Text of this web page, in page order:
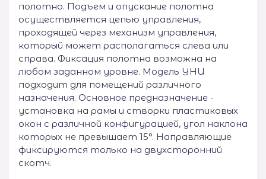
полотно. Подъем и опускание полотна
осуществляется цепью управления,
проходящей через механизм управления,
который может располагаться слева или
справа. Фиксация полотна возможна на
любом заданном уровне. Модель УНИ
подходит для помещений различного
назначения. Основное предназначение -
установка на рамы и створки пластиковых
окон с различной конфигурацией, угол наклона
которых не превышает 15°. Направляющие
фиксируются только на двухсторонний
скотч.